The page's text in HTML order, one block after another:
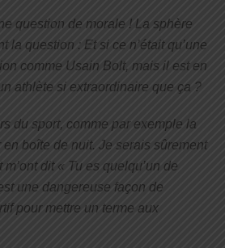
question de morale ! La sphère
question : Et si ce n’était qu’une
comme Usain Bolt, mais il est en
athlète si extraordinaire que ça ?
du sport, comme par exemple la
boîte de nuit. Je serais sûrement
dit « Tu es quelqu’un de
une dangereuse façon de
pour mettre un terme aux